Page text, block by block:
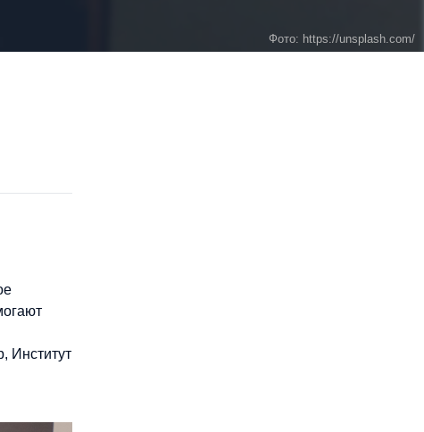
Фото: https://unsplash.com/
Институт